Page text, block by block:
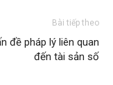
Bài tiếp theo
đề pháp lý liên quan
đến tài sản số